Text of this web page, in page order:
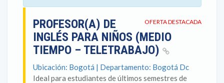
OFERTA DESTACADA
PROFESOR(A) DE
INGLÉS PARA NIÑOS (MEDIO
TIEMPO – TELETRABAJO)
Ubicación: Bogotá | Departamento: Bogotá Dc
Ideal para estudiantes de últimos semestres de